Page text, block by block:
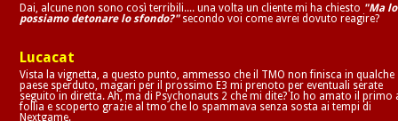
Dai, alcune non sono così terribili.... una volta un cliente mi ha chiesto "Ma lo
possiamo detonare lo sfondo?"secondo voi come avrei dovuto reagire?
Lucacat
Vista la vignetta, a questo punto, ammesso che il TMO non finisca in qualche
paese sperduto, magari per il prossimo E3 mi prenoto per eventuali serate
seguito in diretta. Ah, ma di Psychonauts 2 che mi dite? Io ho amato il primo
follia e scoperto grazie al tmo che lo spammava senza sosta ai tempi di
Nextgame.